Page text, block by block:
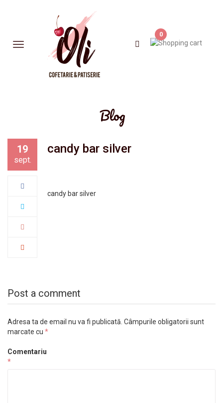
0
Blog
19
sept.
candy bar silver
candy bar silver
Post a comment
Adresa ta de email nu va fi publicată. Câmpurile obligatorii sunt
marcate cu *
Comentariu
*